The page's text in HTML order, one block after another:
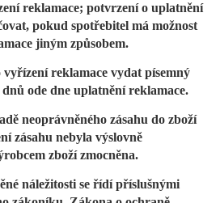
reklamace; potvrzení o uplatnění
pokud spotřebitel má možnost
jiným způsobem.
reklamace vydat písemný
ode dne uplatnění reklamace.
neoprávněného zásahu do zboží
zásahu nebyla výslovně
zboží zmocněna.
náležitosti se řídí příslušnými